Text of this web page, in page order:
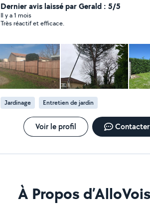
tout renseignement et devis gratuit. Voici
prestations : Élagage et abattage tout
sans camion nacelle Taille de haie Tonte et
ou rigide avec soubassement béton Pose de panneau
claustra Petite maçonnerie Peinture
Nettoyage et hydrofuge de couverture
toiture (fuite.....) Crédit d'impôt à 50 %
me contacter pour toute demande de
ou de devis je reste à votre disposition 7
Intervention d'urgence 7 jours sur 7 24 sur 24
Dernier avis laissé par Gerald : 5/5
Il y a 1 mois
Très réactif et efficace.
Jardinage Entretien de jardin
Voir le profil Contacter
À Propos